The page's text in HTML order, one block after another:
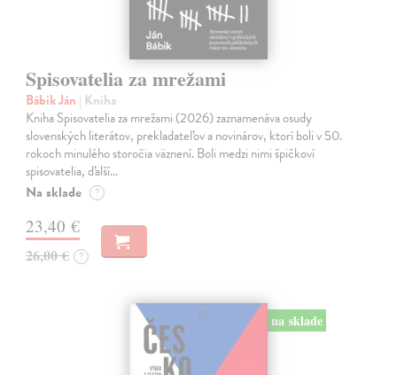
Spisovatelia za mrežami
Bábik Ján | Kniha
Kniha Spisovatelia za mrežami (2026) zaznamenáva osudy
slovenských literátov, prekladateľov a novinárov, ktorí boli v 50.
rokoch minulého storočia väznení. Boli medzi nimi špičkoví
spisovatelia, ďalší…
Na sklade ?
23,40 €
26,00 € ?
na sklade